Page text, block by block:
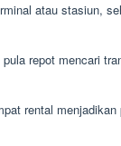
atau stasiun,
repot mencari
rental